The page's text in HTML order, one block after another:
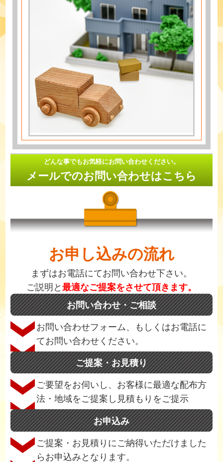
どんな事でもお気軽にお問い合わせください。
メールでのお問い合わせはこちら
お申し込みの流れ
まずはお電話にてお問い合わせ下さい。
ご説明と最適なご提案をさせて頂きます。
お問い合わせ・ご相談
お問い合わせフォーム、もしくはお電話に
てお問い合わせください。
ご提案・お見積り
ご要望をお伺いし、お客様に最適な配布方
法・地域をご提案し見積もりをご提示
お申込み
ご提案・お見積りにご納得いただけました
らお申込みとなります。